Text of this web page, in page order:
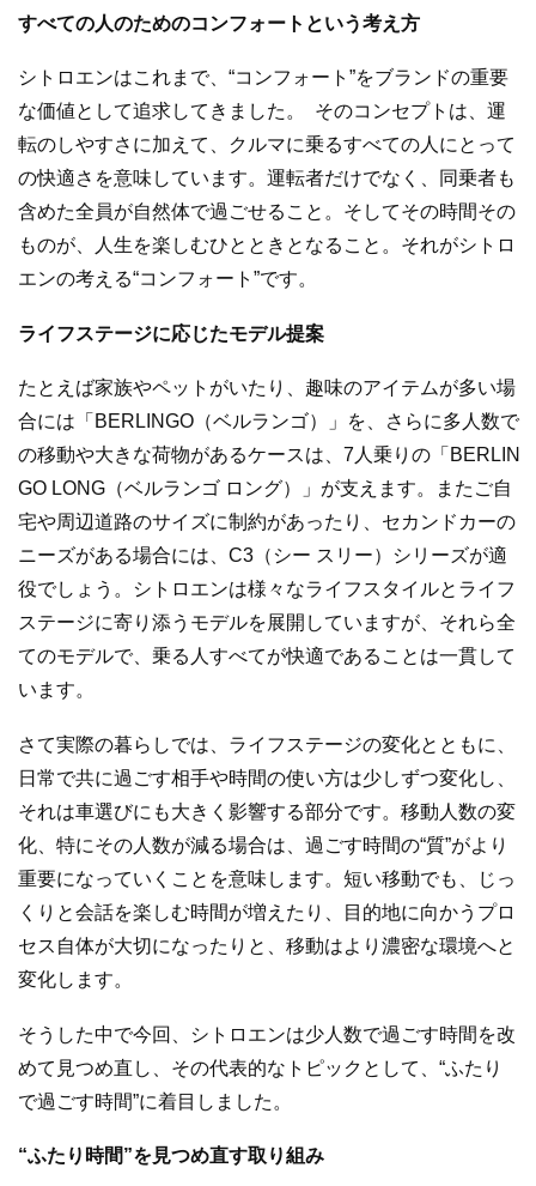
すべての人のためのコンフォートという考え方
シトロエンはこれまで、“コンフォート”をブランドの重要
な価値として追求してきました。 そのコンセプトは、運
転のしやすさに加えて、クルマに乗るすべての人にとって
の快適さを意味しています。運転者だけでなく、同乗者も
含めた全員が自然体で過ごせること。そしてその時間その
ものが、人生を楽しむひとときとなること。それがシトロ
エンの考える“コンフォート”です。
ライフステージに応じたモデル提案
たとえば家族やペットがいたり、趣味のアイテムが多い場
合には「BERLINGO（ベルランゴ）」を、さらに多人数で
の移動や大きな荷物があるケースは、7人乗りの「BERLIN
GO LONG（ベルランゴ ロング）」が支えます。またご自
宅や周辺道路のサイズに制約があったり、セカンドカーの
ニーズがある場合には、C3（シー スリー）シリーズが適
役でしょう。シトロエンは様々なライフスタイルとライフ
ステージに寄り添うモデルを展開していますが、それら全
てのモデルで、乗る人すべてが快適であることは一貫して
います。
さて実際の暮らしでは、ライフステージの変化とともに、
日常で共に過ごす相手や時間の使い方は少しずつ変化し、
それは車選びにも大きく影響する部分です。移動人数の変
化、特にその人数が減る場合は、過ごす時間の“質”がより
重要になっていくことを意味します。短い移動でも、じっ
くりと会話を楽しむ時間が増えたり、目的地に向かうプロ
セス自体が大切になったりと、移動はより濃密な環境へと
変化します。
そうした中で今回、シトロエンは少人数で過ごす時間を改
めて見つめ直し、その代表的なトピックとして、“ふたり
で過ごす時間”に着目しました。
“ふたり時間”を見つめ直す取り組み